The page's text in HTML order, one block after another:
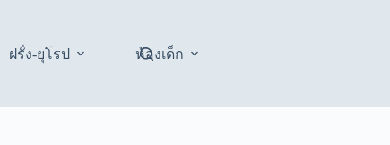
ฝรั่ง-ยุโรป ห้องเด็ก